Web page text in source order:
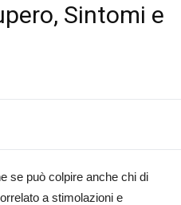
Sintomi e
se può colpire anche chi di
a stimolazioni e